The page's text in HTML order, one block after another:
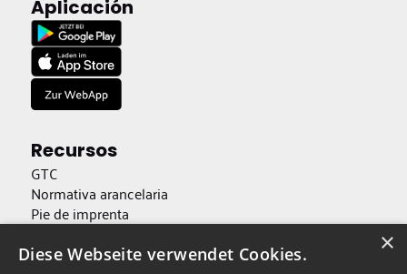
Aplicación
Recursos
GTC
Normativa arancelaria
Pie de imprenta
Protección de datos
Accesibilidad ×
Diese Webseite verwendet Cookies.